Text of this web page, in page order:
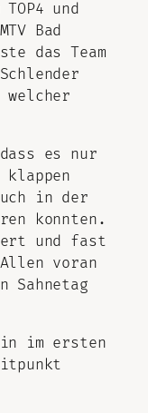
und
Bad
das Team
es nur
in der
konnten.
und fast
voran
Sahnetag
im ersten